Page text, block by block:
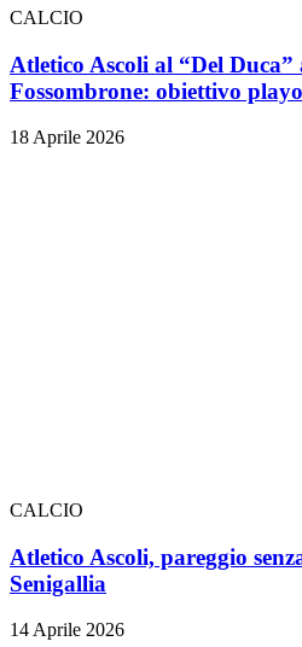
CALCIO
Atletico Ascoli al “Del
Fossombrone: obiettivo
18 Aprile 2026
CALCIO
Atletico Ascoli, pareggio
Senigallia
14 Aprile 2026